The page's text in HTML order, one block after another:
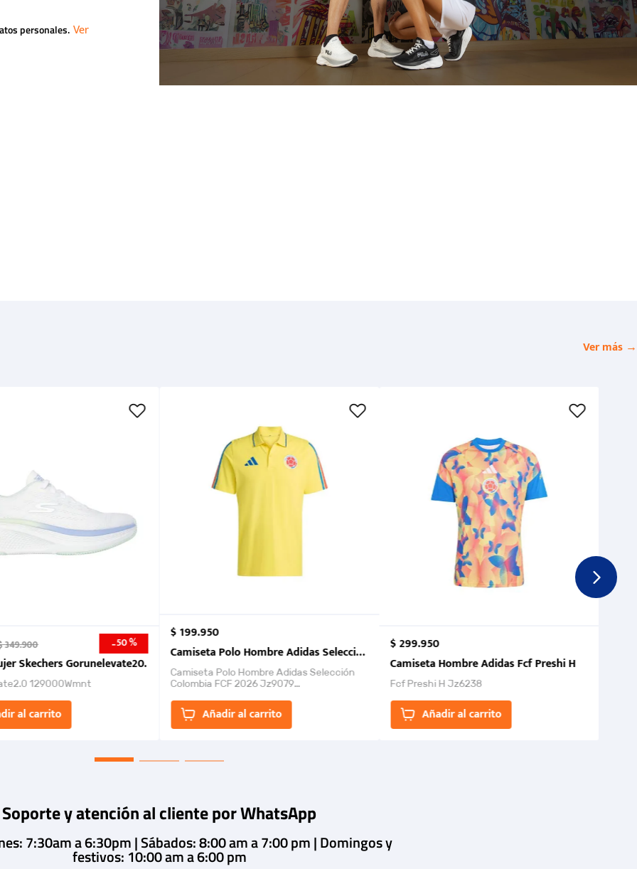
personales.
Ver más →
2026
349.900 -50 %
Skechers Gorunelevate20.
129000Wmnt
al carrito
$199.950
Camiseta Polo Hombre Adidas Selección Colombia FCF 2026.
Camiseta Polo Hombre Adidas Selección
Colombia FCF 2026 Jz9079
un estilo de...Añadir al carrito
$299.950
Camiseta Hombre Adidas Fcf Preshi H
Fcf Preshi H Jz6238
Añadir al carrito
Soporte y atención al cliente por WhatsApp
7:30am a 6:30pm | Sábados: 8:00 am a 7:00 pm | Domingos y
festivos: 10:00 am a 6:00 pm